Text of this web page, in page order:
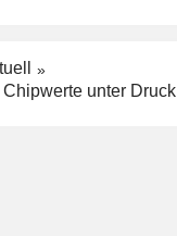
unter Druck